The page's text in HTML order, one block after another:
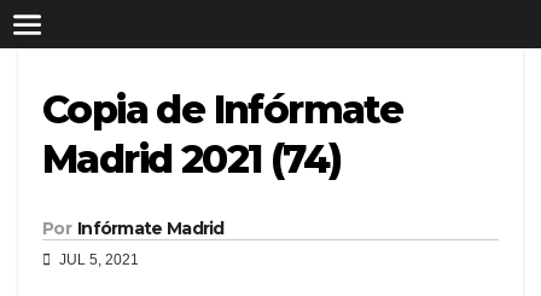
Copia de Infórmate
Madrid 2021 (74)
Por Infórmate Madrid
JUL 5, 2021